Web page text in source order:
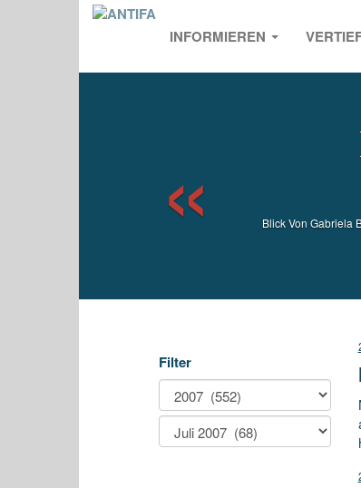
INFORMIEREN
Blick Von Gabriela
Filter